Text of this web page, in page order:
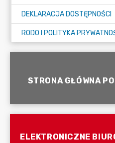
DEKLARACJA DOSTĘPNOŚCI
RODO I POLITYKA
STRONA GŁÓWNA
ELEKTRONICZNE